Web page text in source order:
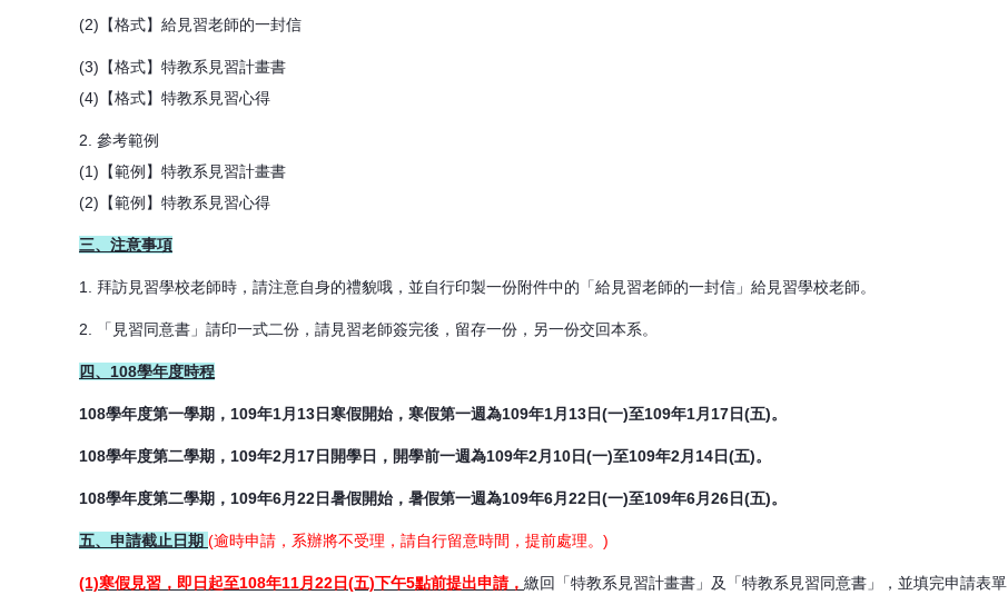
(2)【格式】給見習老師的一封信
(3)【格式】特教系見習計畫書
(4)【格式】特教系見習心得
2. 參考範例
(1)【範例】特教系見習計畫書
(2)【範例】特教系見習心得
三、注意事項
1. 拜訪見習學校老師時，請注意自身的禮貌哦，並自行印製一份附件中的「給見習老師的一封信」給見習學校老師。
2. 「見習同意書」請印一式二份，請見習老師簽完後，留存一份，另一份交回本系。
四、108學年度時程
108學年度第一學期，109年1月13日寒假開始，寒假第一週為109年1月13日(一)至109年1月17日(五)。
108學年度第二學期，109年2月17日開學日，開學前一週為109年2月10日(一)至109年2月14日(五)。
108學年度第二學期，109年6月22日暑假開始，暑假第一週為109年6月22日(一)至109年6月26日(五)。
五、申請截止日期 (逾時申請，系辦將不受理，請自行留意時間，提前處理。)
(1)寒假見習，即日起至108年11月22日(五)下午5點前提出申請， 繳回「特教系見習計畫書」及「特教系見習同意書」，並填完申請表單